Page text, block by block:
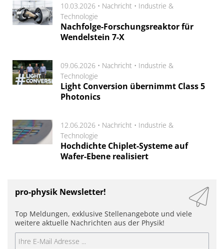
10.03.2026 • Nachricht • Industrie &
Technologie
Nachfolge-Forschungsreaktor für
Wendelstein 7-X
09.06.2026 • Nachricht • Industrie &
Technologie
Light Conversion übernimmt Class 5
Photonics
12.06.2026 • Nachricht • Industrie &
Technologie
Hochdichte Chiplet-Systeme auf
Wafer-Ebene realisiert
pro-physik Newsletter!
Top Meldungen, exklusive Stellenangebote und viele
weitere aktuelle Nachrichten aus der Physik!